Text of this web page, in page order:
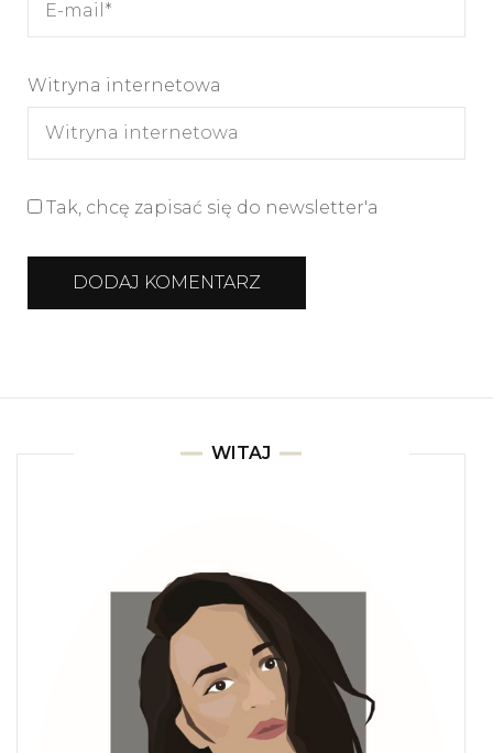
Witryna internetowa
Tak, chcę zapisać się do newsletter'a
WITAJ